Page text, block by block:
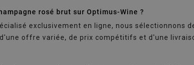
rosé brut sur Optimus-Wine ?
exclusivement en ligne, nous sélectionnons
offre variée, de prix compétitifs et d'une